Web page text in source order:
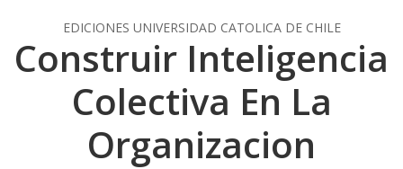
EDICIONES UNIVERSIDAD CATOLICA DE CHILE
Construir Inteligencia
Colectiva En La
Organizacion